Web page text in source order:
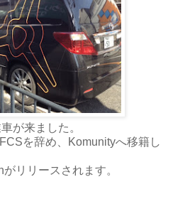
が来ました。
を辞め、Komunityへ移籍し
リリースされます。